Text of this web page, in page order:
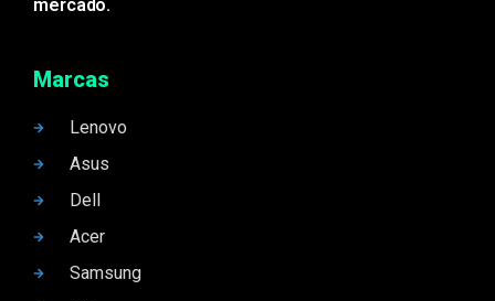
mercado.
Marcas
Lenovo
Asus
Dell
Acer
Samsung